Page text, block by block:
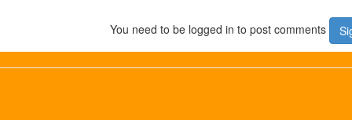
You need to be logged in to post comments